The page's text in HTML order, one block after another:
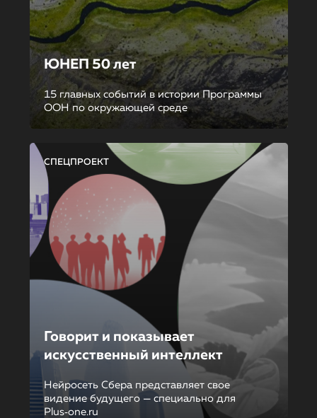
ЮНЕП 50 лет
15 главных событий в истории Программы
ООН по окружающей среде
СПЕЦПРОЕКТ
Говорит и показывает
искусственный интеллект
Нейросеть Сбера представляет свое
видение будущего — специально для
Plus‑one.ru